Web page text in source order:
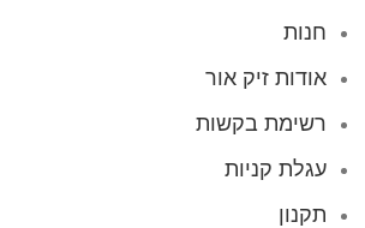
חנות
אודות זיק אור
רשימת בקשות
עגלת קניות
תקנון